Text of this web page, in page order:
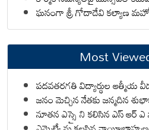
ఘనంగా శ్రీ గోదాదేవి కల్యాణ
Most
పదవతరగతి విద్యార్థుల ఆత్మీయ
జనం మెచ్చిన నేతకు జన్మదిన
నూతన ఎస్సై ని కలిసిన ఎస్ ఆర్